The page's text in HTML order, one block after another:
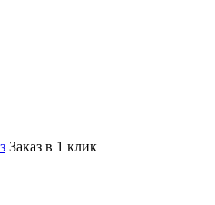
Заказ в 1 клик